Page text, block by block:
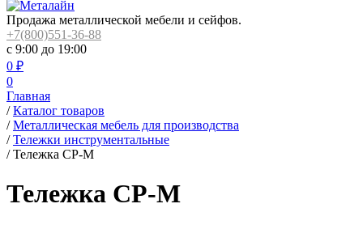
Продажа металлической мебели и сейфов.
+7(800)551-36-88
с 9:00 до 19:00
0 ₽
0
Главная
/ Каталог товаров
/ Металлическая мебель для производства
/ Тележки инструментальные
/ Тележка СР-М
Тележка СР-М